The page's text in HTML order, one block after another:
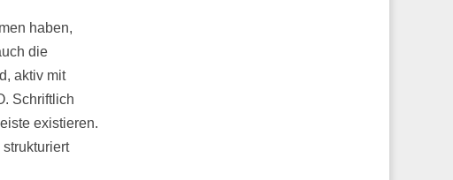
haben,
die
aktiv mit
Schriftlich
existieren.